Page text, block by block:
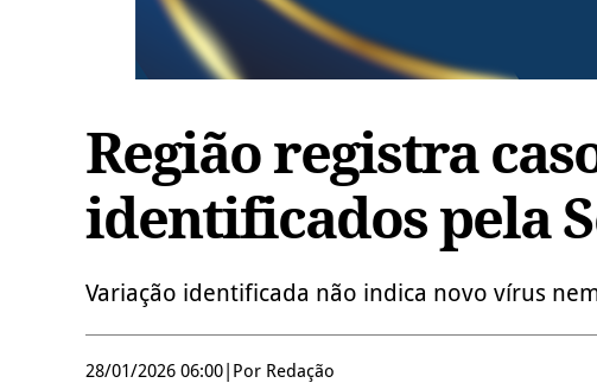
Região registra
identificados pela
Variação identificada não indica novo vírus
28/01/2026 06:00 Por Redação